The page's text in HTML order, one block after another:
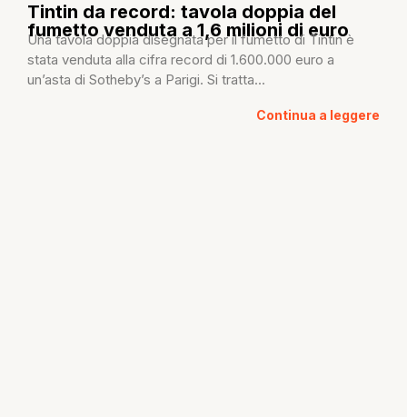
Tintin da record: tavola doppia del
fumetto venduta a 1,6 milioni di euro
Una tavola doppia disegnata per il fumetto di Tintin è
stata venduta alla cifra record di 1.600.000 euro a
un’asta di Sotheby’s a Parigi. Si tratta...
Continua a leggere